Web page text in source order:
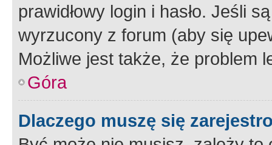
prawidłowy login i hasło. Jeśli
wyrzucony z forum (aby się
Możliwe jest także, że problem
Góra
Dlaczego muszę się